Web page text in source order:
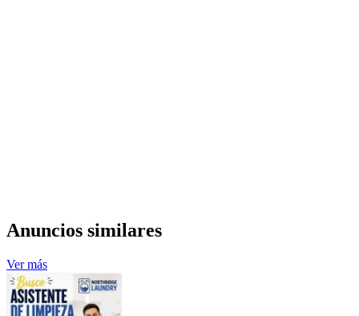
Anuncios similares
Ver más